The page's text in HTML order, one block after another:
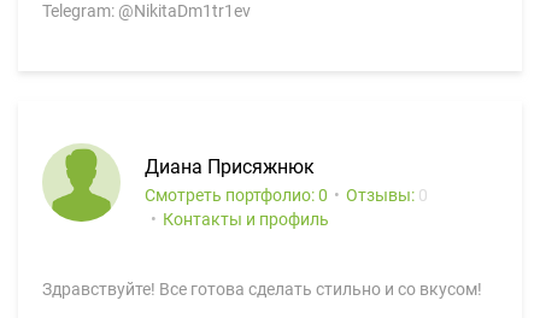
Telegram: @NikitaDm1tr1ev
Диана Присяжнюк
Смотреть портфолио: 0 Отзывы: 0
Контакты и профиль
Здравствуйте! Все готова сделать стильно и со вкусом!